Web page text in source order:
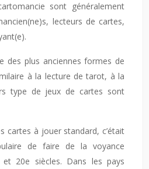
sont généralement
lecteurs de cartes,
des plus anciennes formes de
à la lecture de tarot, à la
type de jeux de cartes sont
cartes à jouer standard, c’était
de faire de la voyance
20e siècles. Dans les pays